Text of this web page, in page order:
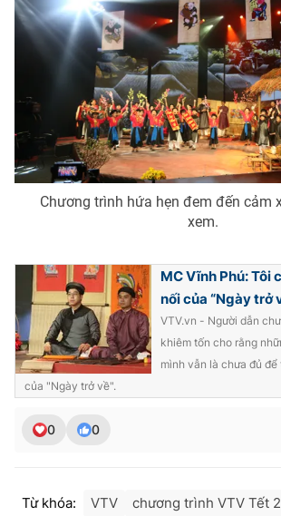
Chương trình hứa hẹn đem đến cảm
xem.
MC Vĩnh Phú: Tôi
nối của “Ngày trở
VTV.vn - Người dẫn
khiêm tốn cho rằng
mình vẫn là chưa đủ
của "Ngày trở về".
0 0
Từ khóa: VTV
chương trình VTV Tết